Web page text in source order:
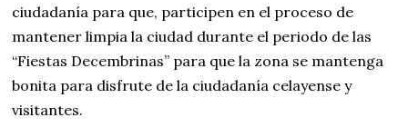
ciudadanía para que, participen en el proceso de
mantener limpia la ciudad durante el periodo de las
“Fiestas Decembrinas” para que la zona se mantenga
bonita para disfrute de la ciudadanía celayense y
visitantes.